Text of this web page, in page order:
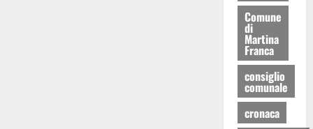
Comune
di
Martina
Franca
consiglio
comunale
cronaca